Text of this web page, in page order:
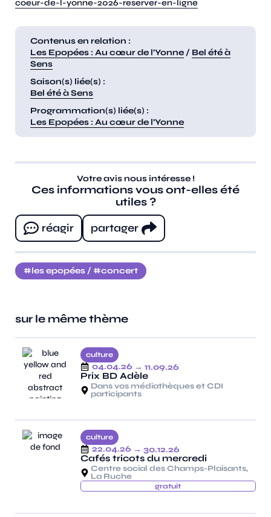
coeur-de-l-yonne-2026-reserver-en-ligne
Contenus en relation :
Les Epopées : Au cœur de l’Yonne / Bel été à
Sens
Saison(s) liée(s) :
Bel été à Sens
Programmation(s) liée(s) :
Les Epopées : Au cœur de l’Yonne
Votre avis nous intéresse !
Ces informations vous ont-elles été
utiles ?
réagir
partager
les epopées / concert
sur le même thème
culture
04.04.26 → 11.09.26
Prix BD Adèle
Dans vos médiathèques et CDI
participants
culture
22.04.26 → 30.12.26
Cafés tricots du mercredi
Centre social des Champs-Plaisants,
La Ruche
gratuit